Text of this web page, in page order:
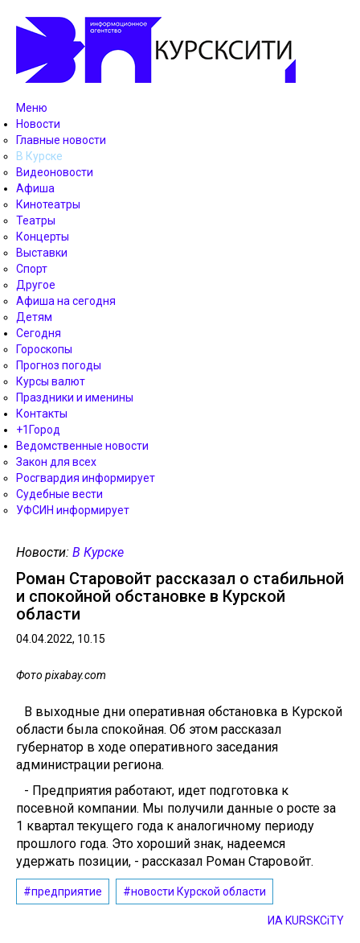
Меню
Новости
Главные новости
В Курске
Видеоновости
Афиша
Кинотеатры
Театры
Концерты
Выставки
Спорт
Другое
Афиша на сегодня
Детям
Сегодня
Гороскопы
Прогноз погоды
Курсы валют
Праздники и именины
Контакты
+1Город
Ведомственные новости
Закон для всех
Росгвардия информирует
Судебные вести
УФСИН информирует
Новости: В Курске
Роман Старовойт рассказал о стабильной
и спокойной обстановке в Курской
области
04.04.2022, 10.15
Фото pixabay.com
В выходные дни оперативная обстановка в Курской
области была спокойная. Об этом рассказал
губернатор в ходе оперативного заседания
администрации региона.
- Предприятия работают, идет подготовка к
посевной компании. Мы получили данные о росте за
1 квартал текущего года к аналогичному периоду
прошлого года. Это хороший знак, надеемся
удержать позиции, - рассказал Роман Старовойт.
#предприятие #новости Курской области
ИА KURSKCiTY